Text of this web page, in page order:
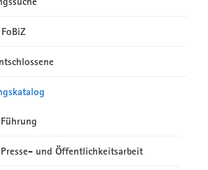
und Öffentlichkeitsarbeit